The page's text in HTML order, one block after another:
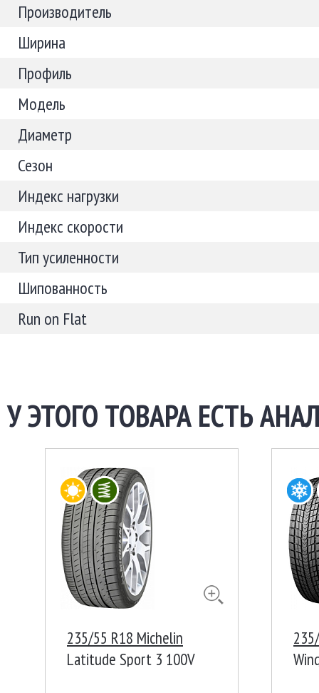
Производитель
Ширина
Профиль
Модель
Диаметр
Сезон
Индекс нагрузки
Индекс скорости
Тип усиленности
Шипованность
Run on Flat
У ЭТОГО ТОВАРА ЕСТЬ
235/55 R18 Michelin
Latitude Sport 3 100V